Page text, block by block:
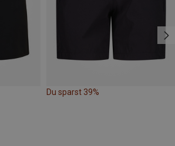
Du sparst 39%